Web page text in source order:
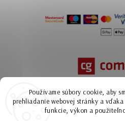
Používame súbory cookie, aby
prehliadanie webovej stránky a
funkcie, výkon a